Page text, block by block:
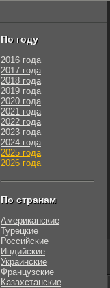
По году
2016 года
2017 года
2018 года
2019 года
2020 года
2021 года
2022 года
2023 года
2024 года
2025 года
2026 года
По странам
Американские
Турецкие
Российские
Индийские
Украинские
Французские
Казахстанские